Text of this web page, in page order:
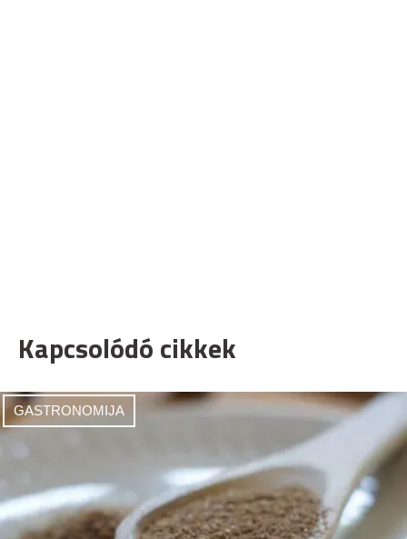
Kapcsolódó cikkek
GASTRONOMIJA